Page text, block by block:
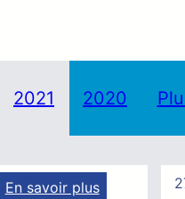
2021 2020
En savoir plus